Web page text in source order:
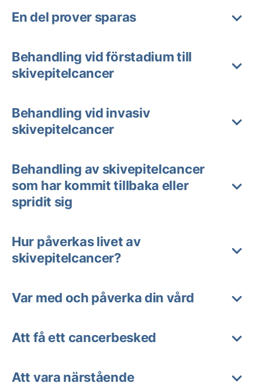
En del prover sparas
Behandling vid förstadium till
skivepitelcancer
Behandling vid invasiv
skivepitelcancer
Behandling av skivepitelcancer
som har kommit tillbaka eller
spridit sig
Hur påverkas livet av
skivepitelcancer?
Var med och påverka din vård
Att få ett cancerbesked
Att vara närstående